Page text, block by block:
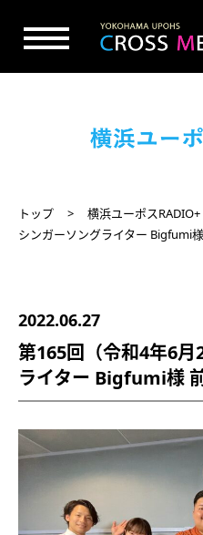
トップ 横浜ユーポスRADIO+
シンガーソングライター Bigfumi
2022.06.27
第165回（令和4年6
ライター Bigfumi様